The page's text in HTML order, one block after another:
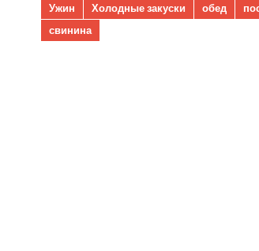
Ужин
Холодные закуски обед
свинина